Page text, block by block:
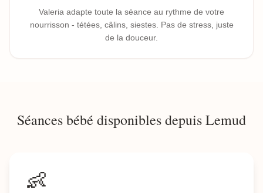
Valeria adapte toute la séance au rythme de votre
nourrisson - tétées, câlins, siestes. Pas de stress, juste
de la douceur.
Séances bébé disponibles depuis Lemud
👶